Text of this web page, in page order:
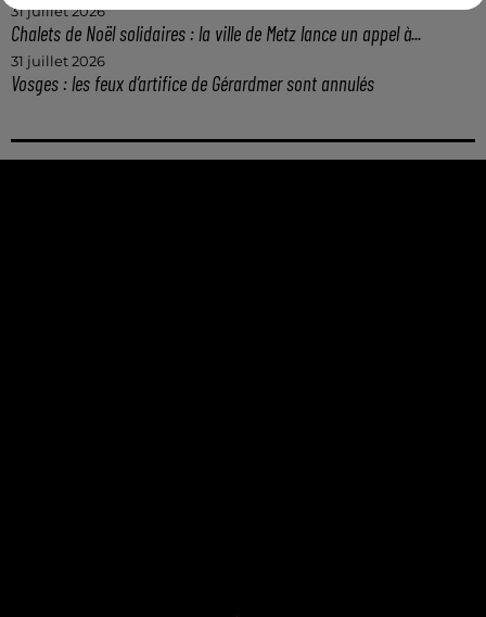
31 juillet 2026
Chalets de Noël solidaires : la ville de Metz lance un appel à...
31 juillet 2026
Vosges : les feux d’artifice de Gérardmer sont annulés